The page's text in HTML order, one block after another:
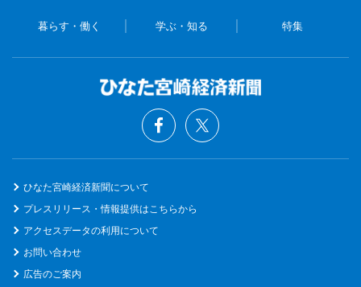
暮らす・働く 学ぶ・知る 特集
ひなた宮崎経済新聞について
プレスリリース・情報提供はこちらから
アクセスデータの利用について
お問い合わせ
広告のご案内